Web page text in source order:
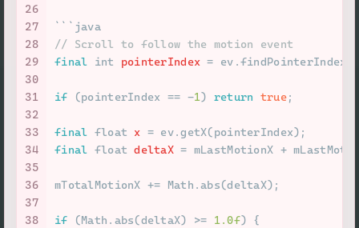
26
27
28
29
30
31
32
33
34
35
36
37
38
```java
// Scroll to follow the motion event
final
int pointerIndex =
if (pointerIndex == -1) return true;
final float x = ev.getX(pointerIndex);
final float deltaX = mLastMotionX +
mTotalMotionX += Math.abs(deltaX);
if (Math.abs(deltaX) >= 1.0f) {